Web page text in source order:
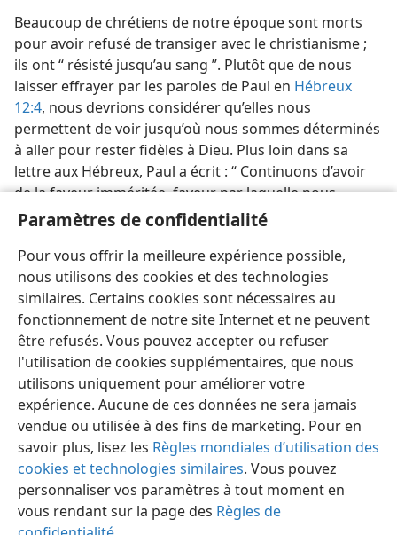
Paramètres de confidentialité
Pour vous offrir la meilleure expérience possible,
nous utilisons des cookies et des technologies
similaires. Certains cookies sont nécessaires au
fonctionnement de notre site Internet et ne peuvent
être refusés. Vous pouvez accepter ou refuser
l'utilisation de cookies supplémentaires, que nous
utilisons uniquement pour améliorer votre
expérience. Aucune de ces données ne sera jamais
vendue ou utilisée à des fins de marketing. Pour en
savoir plus, lisez les Règles mondiales d’utilisation des
cookies et technologies similaires. Vous pouvez
personnaliser vos paramètres à tout moment en
vous rendant sur la page des Règles de
Beaucoup de chrétiens de notre époque sont morts
pour avoir refusé de transiger avec le christianisme ;
ils ont “ résisté jusqu’au sang ”. Plutôt que de nous
laisser effrayer par les paroles de Paul en Hébreux
12:4, nous devrions considérer qu’elles nous
permettent de voir jusqu’où nous sommes déterminés
à aller pour rester fidèles à Dieu. Plus loin dans sa
lettre aux Hébreux, Paul a écrit : “ Continuons d’avoir
de la faveur imméritée, faveur par laquelle nous
pouvons offrir à Dieu un service sacré d’une manière
Hébreux 12:28.
Français Partager Préférences
Copyright © 2026 Watch Tower Bible and Tract Society of Pennsylvania
Conditions d’utilisation
Règles de confidentialité
Paramètres de confidentialité
JW.ORG Se connecter